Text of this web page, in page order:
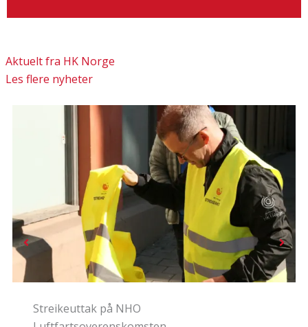
Aktuelt fra HK Norge
Les flere nyheter
HKs medlemmer på NHO